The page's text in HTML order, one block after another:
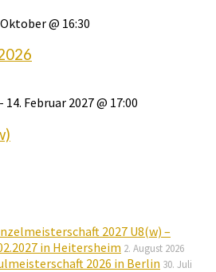
@ 16:30
- 14. Februar 2027 @ 17:00
2027 U8(w) –
in Heitersheim 2. August 2026
2026 in Berlin 30. Juli